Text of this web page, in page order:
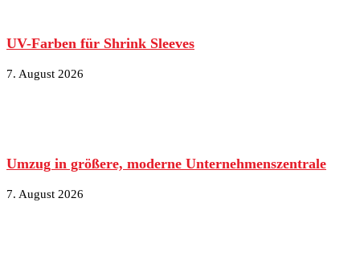
UV-Farben für Shrink Sleeves
7. August 2026
Umzug in größere, moderne Unternehmenszentrale
7. August 2026